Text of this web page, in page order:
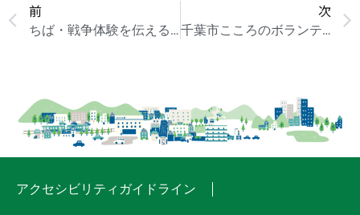
前
ちば・戦争体験を伝える会
次
千葉市こころのボランティア・あおば
アクセシビリティガイドライン